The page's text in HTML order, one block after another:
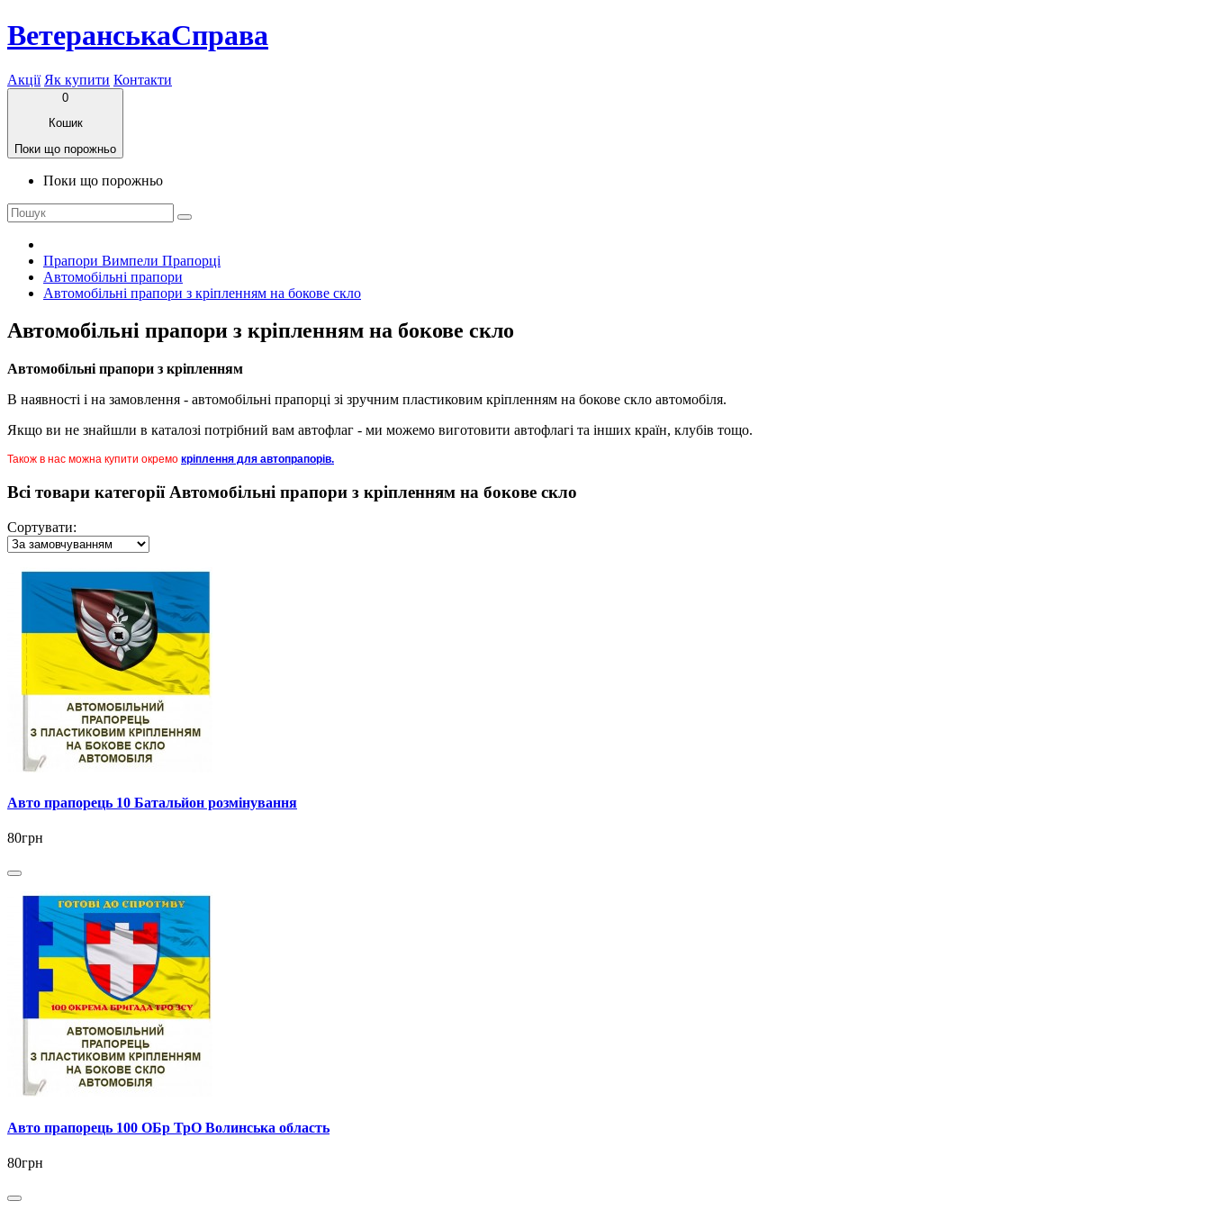
ВетеранськаСправа
Акції Як купити Контакти
0
Кошик
Поки що порожньо
Поки що порожньо
Прапори Вимпели Прапорці
Автомобільні прапори
Автомобільні прапори з кріпленням на бокове скло
Автомобільні прапори з кріпленням на бокове скло
Автомобільні прапори з кріпленням
В наявності і на замовлення - автомобільні прапорці зі зручним пластиковим кріпленням на бокове скло автомобіля.
Якщо ви не знайшли в каталозі потрібний вам автофлаг - ми можемо виготовити автофлагі та інших країн, клубів тощо.
Також в нас можна купити окремо кріплення для автопрапорів.
Всі товари категорії Автомобільні прапори з кріпленням на бокове скло
Сортувати:
Авто прапорець 10 Батальйон розмінування
80грн
Авто прапорець 100 ОБр ТрО Волинська область
80грн